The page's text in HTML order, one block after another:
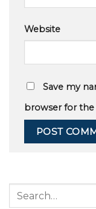
Website
Save my
browser for
Search